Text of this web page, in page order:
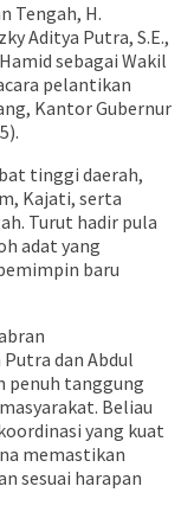
Tengah, H.
Aditya Putra, S.E.,
sebagai Wakil
pelantikan
Kantor Gubernur
tinggi daerah,
Kajati, serta
Turut hadir pula
adat yang
baru
dan Abdul
penuh tanggung
Beliau
yang kuat
memastikan
sesuai harapan